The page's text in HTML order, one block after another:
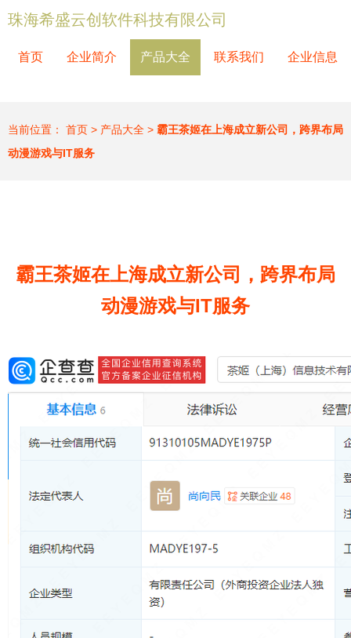
珠海希盛云创软件科技有限公司
首页 企业简介 产品大全 联系我们 企业信息
当前位置： 首页 > 产品大全 > 霸王茶姬在上海成立新公司，跨界布局
动漫游戏与IT服务
霸王茶姬在上海成立新公司，跨界布局
动漫游戏与IT服务